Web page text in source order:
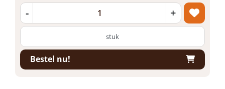
- +
stuk
Bestel nu!